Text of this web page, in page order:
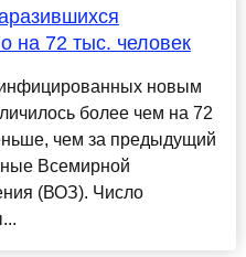
на 72 тыс. человек
новым
более чем на 72
чем за предыдущий
Всемирной
(ВОЗ). Число